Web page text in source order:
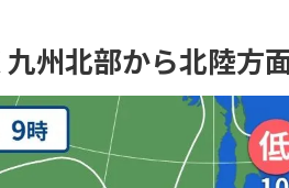
州北部から北陸方